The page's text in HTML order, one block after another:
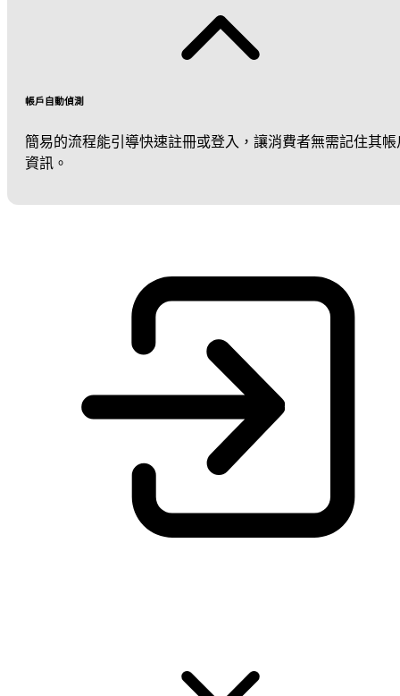
帳戶自動偵測
簡易的流程能引導快速註冊或登入，讓消費者無需記住其帳
資訊。